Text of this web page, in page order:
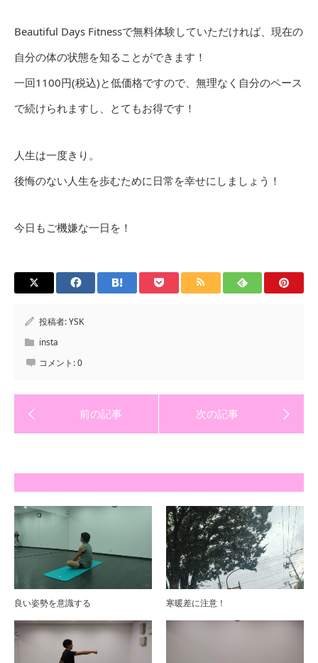
Beautiful Days Fitnessで無料体験していただければ、現在の
自分の体の状態を知ることができます！
一回1100円(税込)と低価格ですので、無理なく自分のペース
で続けられますし、とてもお得です！
人生は一度きり。
後悔のない人生を歩むために日常を幸せにしましょう！
今日もご機嫌な一日を！
投稿者:YSK
insta
コメント:0
良い姿勢を意識する 寒暖差に注意！